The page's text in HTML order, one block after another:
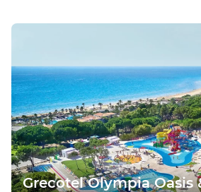
Grecotel Olympia Oasis